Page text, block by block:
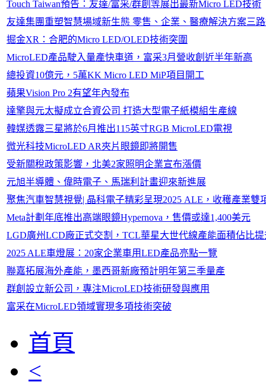
Touch Taiwan預告：友達/富采/群創等展出最新Micro LED技術
友達集團重塑智慧場域新生態 零售、企業、醫療解決方案三
掘金XR：合肥的Micro LED/OLED技術突圍
MicroLED產品駛入量產快車道，富采3月營收創近半年新高
總投資10億元，5萬KK Micro LED MiP項目開工
蘋果Vision Pro 2有望年內發布
達擎與元太擬成立合資公司 打造大型電子紙模組生產線
韓媒透露三星將於6月推出115英寸RGB MicroLED電視
微光科技MicroLED AR夾片眼鏡即將開售
受新關稅政策影響，北美2家照明企業宣布漲價
元旭半導體、偉時電子、馬瑞利計畫迎來新進展
聚焦汽車智慧視覺| 晶科電子精彩呈現2025 ALE，收穫產業雙
Meta計劃年底推出高端眼鏡Hypernova，售價或達1,400美元
LGD廣州LCD廠正式交割，TCL華星大世代線產能面積佔比提
2025 ALE車燈展：20家企業車用LED產品亮點一覽
聯嘉拓展海外產能，墨西哥新廠預計明年第三季量產
群創設立新公司，專注MicroLED技術研發與應用
富采在MicroLED領域實現多項技術突破
首頁
<